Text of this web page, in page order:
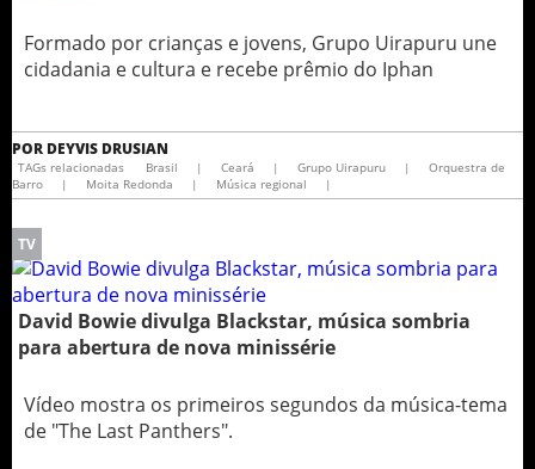
Formado por crianças e jovens, Grupo Uirapuru une
cidadania e cultura e recebe prêmio do Iphan
POR DEYVIS DRUSIAN
TAGs relacionadas Brasil | Ceará | Grupo Uirapuru |
Orquestra de
Barro
| Moita Redonda | Música regional |
TV
David Bowie divulga Blackstar, música sombria
para abertura de nova minissérie
Vídeo mostra os primeiros segundos da música-tema
de "The Last Panthers".